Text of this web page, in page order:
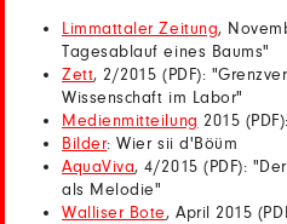
Limmattaler Zeitung,
Tagesablauf eines Baums"
Zett, 2/2015 (PDF):
Wissenschaft im Labor"
Medienmitteilung 2015
Bilder: Wier sii d'Böüm
AquaViva, 4/2015 (PDF):
als Melodie"
Walliser Bote, April 2015